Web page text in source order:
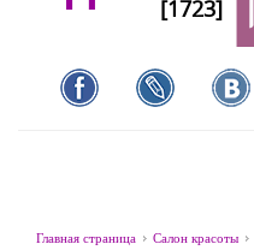
[1723]
Главная страница Салон красоты